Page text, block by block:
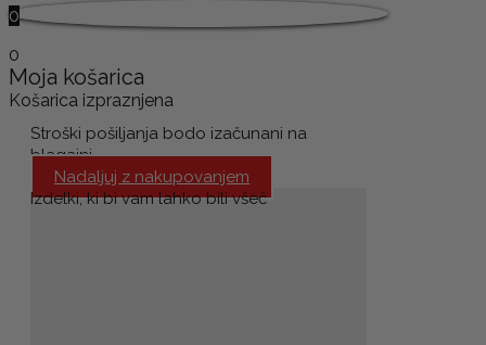
0
0
Moja košarica
Košarica izpraznjena
Stroški pošiljanja bodo izačunani na
blagajni.
Nadaljuj z nakupovanjem
Izdelki, ki bi vam lahko bili všeč